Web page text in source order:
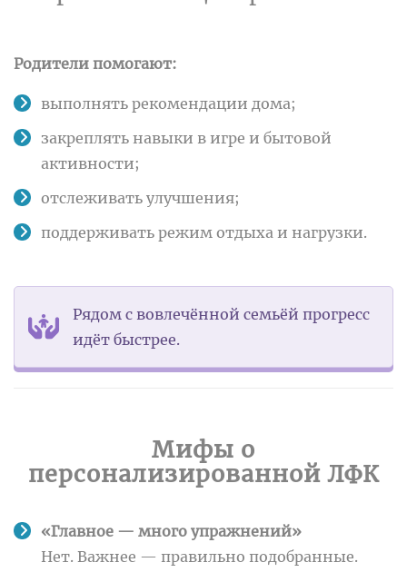
Родители помогают:
выполнять рекомендации дома;
закреплять навыки в игре и бытовой
активности;
отслеживать улучшения;
поддерживать режим отдыха и нагрузки.
Рядом с вовлечённой семьёй прогресс
идёт быстрее.
Мифы о
персонализированной ЛФК
«Главное — много упражнений»
Нет. Важнее — правильно подобранные.